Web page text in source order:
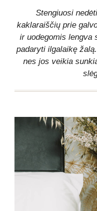
Stengiuosi
kaklaraiščių prie
ir uodegomis lengva
padaryti ilgalaikę
nes jos veikia